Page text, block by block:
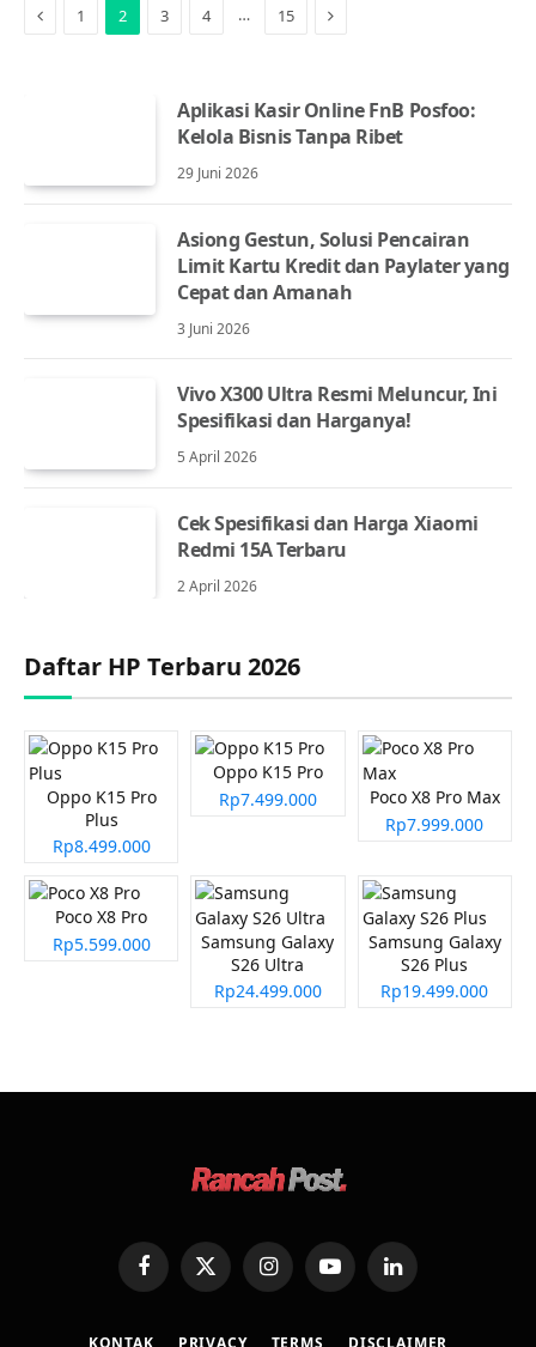
Previous
1 2 3 4 … 15 Next
Aplikasi Kasir Online FnB Posfoo:
Kelola Bisnis Tanpa Ribet
29 Juni 2026
Asiong Gestun, Solusi Pencairan
Limit Kartu Kredit dan Paylater yang
Cepat dan Amanah
3 Juni 2026
Vivo X300 Ultra Resmi Meluncur, Ini
Spesifikasi dan Harganya!
5 April 2026
Cek Spesifikasi dan Harga Xiaomi
Redmi 15A Terbaru
2 April 2026
Daftar HP Terbaru 2026
Oppo K15 Pro
Plus
Rp8.499.000
Oppo K15 Pro
Rp7.499.000
Poco X8 Pro Max
Rp7.999.000
Poco X8 Pro
Rp5.599.000
Samsung Galaxy
S26 Ultra
Rp24.499.000
Samsung Galaxy
S26 Plus
Rp19.499.000
FacebookX
(Twitter)
InstagramYouTubeLinkedIn
KONTAK PRIVACY TERMS DISCLAIMER